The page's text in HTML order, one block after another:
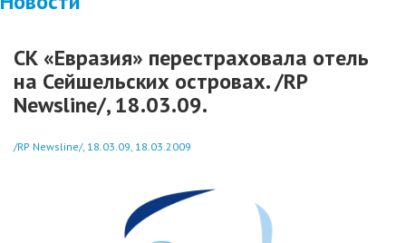
СК «Евразия» перестраховала отель
на Сейшельских островах. /RP
Newsline/, 18.03.09.
/RP Newsline/, 18.03.09, 18.03.2009